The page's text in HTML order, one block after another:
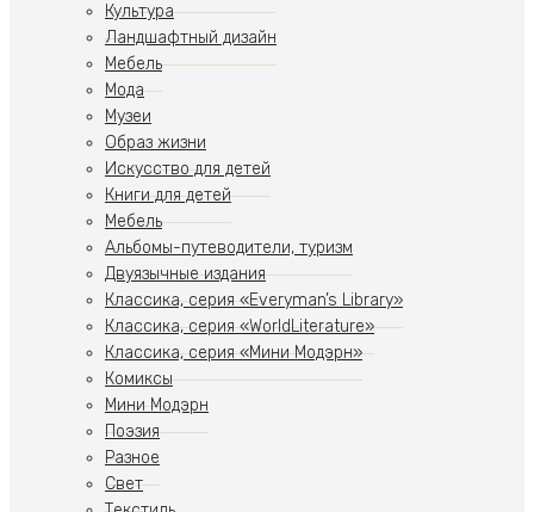
Культура
Ландшафтный дизайн
Мебель
Мода
Музеи
Образ жизни
Искусство для детей
Книги для детей
Мебель
Альбомы-путеводители, туризм
Двуязычные издания
Классика, серия «Everyman’s Library»
Классика, серия «WorldLiterature»
Классика, серия «Мини Модэрн»
Комиксы
Мини Модэрн
Поэзия
Разное
Свет